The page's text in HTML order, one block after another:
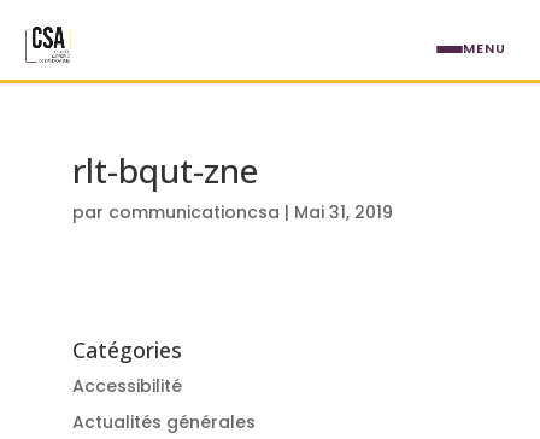
rlt-bqut-zne
par communicationcsa | Mai 31, 2019
Catégories
Accessibilité
Actualités générales
MENU